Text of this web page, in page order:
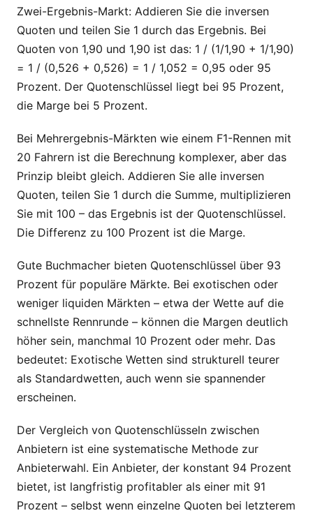
Zwei-Ergebnis-Markt: Addieren Sie die inversen
Quoten und teilen Sie 1 durch das Ergebnis. Bei
Quoten von 1,90 und 1,90 ist das: 1 / (1/1,90 + 1/1,90)
= 1 / (0,526 + 0,526) = 1 / 1,052 = 0,95 oder 95
Prozent. Der Quotenschlüssel liegt bei 95 Prozent,
die Marge bei 5 Prozent.
Bei Mehrergebnis-Märkten wie einem F1-Rennen mit
20 Fahrern ist die Berechnung komplexer, aber das
Prinzip bleibt gleich. Addieren Sie alle inversen
Quoten, teilen Sie 1 durch die Summe, multiplizieren
Sie mit 100 – das Ergebnis ist der Quotenschlüssel.
Die Differenz zu 100 Prozent ist die Marge.
Gute Buchmacher bieten Quotenschlüssel über 93
Prozent für populäre Märkte. Bei exotischen oder
weniger liquiden Märkten – etwa der Wette auf die
schnellste Rennrunde – können die Margen deutlich
höher sein, manchmal 10 Prozent oder mehr. Das
bedeutet: Exotische Wetten sind strukturell teurer
als Standardwetten, auch wenn sie spannender
erscheinen.
Der Vergleich von Quotenschlüsseln zwischen
Anbietern ist eine systematische Methode zur
Anbieterwahl. Ein Anbieter, der konstant 94 Prozent
bietet, ist langfristig profitabler als einer mit 91
Prozent – selbst wenn einzelne Quoten bei letzterem